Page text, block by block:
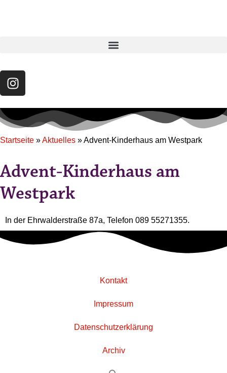
Startseite »Aktuelles »Advent-Kinderhaus am Westpark
Advent-Kinderhaus am
Westpark
In der Ehrwalderstraße 87a, Telefon 089 55271355.
Kontakt
Impressum
Datenschutzerklärung
Archiv